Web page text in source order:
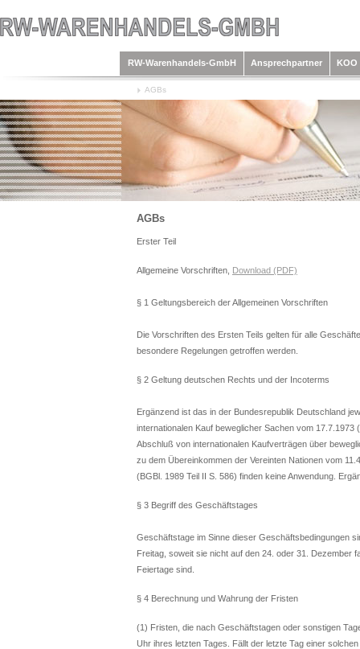
RW-Warenhandels-GmbH Ansprechpartner KOO
AGBs
AGBs
Erster Teil
Allgemeine Vorschriften, Download (PDF)
§ 1 Geltungsbereich der Allgemeinen Vorschriften
Die Vorschriften des Ersten Teils gelten für alle
besondere Regelungen getroffen werden.
§ 2 Geltung deutschen Rechts und der Incoterms
Ergänzend ist das in der Bundesrepublik Deutschland
internationalen Kauf beweglicher Sachen vom
Abschluß von internationalen Kaufverträgen über
zu dem Übereinkommen der Vereinten Nationen vom
(BGBl. 1989 Teil II S. 586) finden keine Anwendung.
§ 3 Begriff des Geschäftstages
Geschäftstage im Sinne dieser Geschäftsbedingungen
Freitag, soweit sie nicht auf den 24. oder 31. Dezember
Feiertage sind.
§ 4 Berechnung und Wahrung der Fristen
(1) Fristen, die nach Geschäftstagen oder sonstigen
Uhr ihres letzten Tages. Fällt der letzte Tag einer